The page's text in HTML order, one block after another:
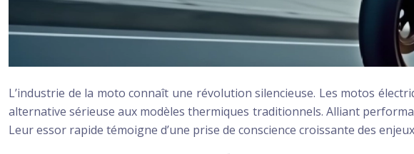
L’industrie de la moto connaît une révolution silencieuse. Les motos
alternative sérieuse aux modèles thermiques traditionnels. Alliant
Leur essor rapide témoigne d’une prise de conscience croissante des